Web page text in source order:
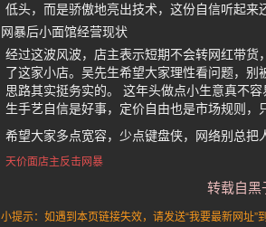
低头，而是骄傲地亮出技术，这份自信听起来
网暴后小面馆经营现状
经过这波风波，店主表示短期不会转网红带
了这家小店。吴先生希望大家理性看问题，
思路其实挺务实的。 这年头做点小生意真不
生手艺自信是好事，定价自由也是市场规则，
希望大家多点宽容，少点键盘侠，网络别总把
天价面店主反击网暴
转载自黑
小提示：如遇到本页链接失效，请发送“我要最新网址